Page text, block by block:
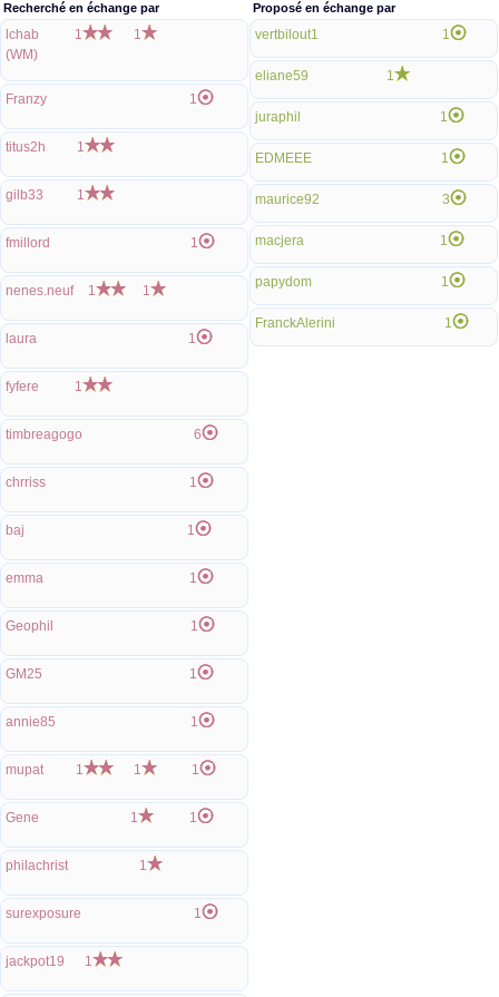
Recherché en échange par
lchab
(WM)
1 1
Franzy 1
titus2h 1
gilb33 1
fmillord 1
nenes.neuf 1 1
laura 1
fyfere 1
timbreagogo 6
chrriss 1
baj 1
emma 1
Geophil 1
GM25 1
annie85 1
mupat 1 1 1
Gene 1 1
philachrist 1
surexposure 1
jackpot19 1
Proposé en échange par
vertbilout1 1
eliane59 1
juraphil 1
EDMEEE 1
maurice92 3
macjera 1
papydom 1
FranckAlerini 1